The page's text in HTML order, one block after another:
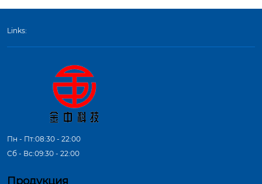
Links:
Пн - Пт:08:30 - 22:00
Сб - Вс:09:30 - 22:00
Продукция